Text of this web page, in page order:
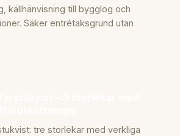
källhänvisning till bygglog och
Säker entrétaksgrund utan
tre storlekar med verkliga